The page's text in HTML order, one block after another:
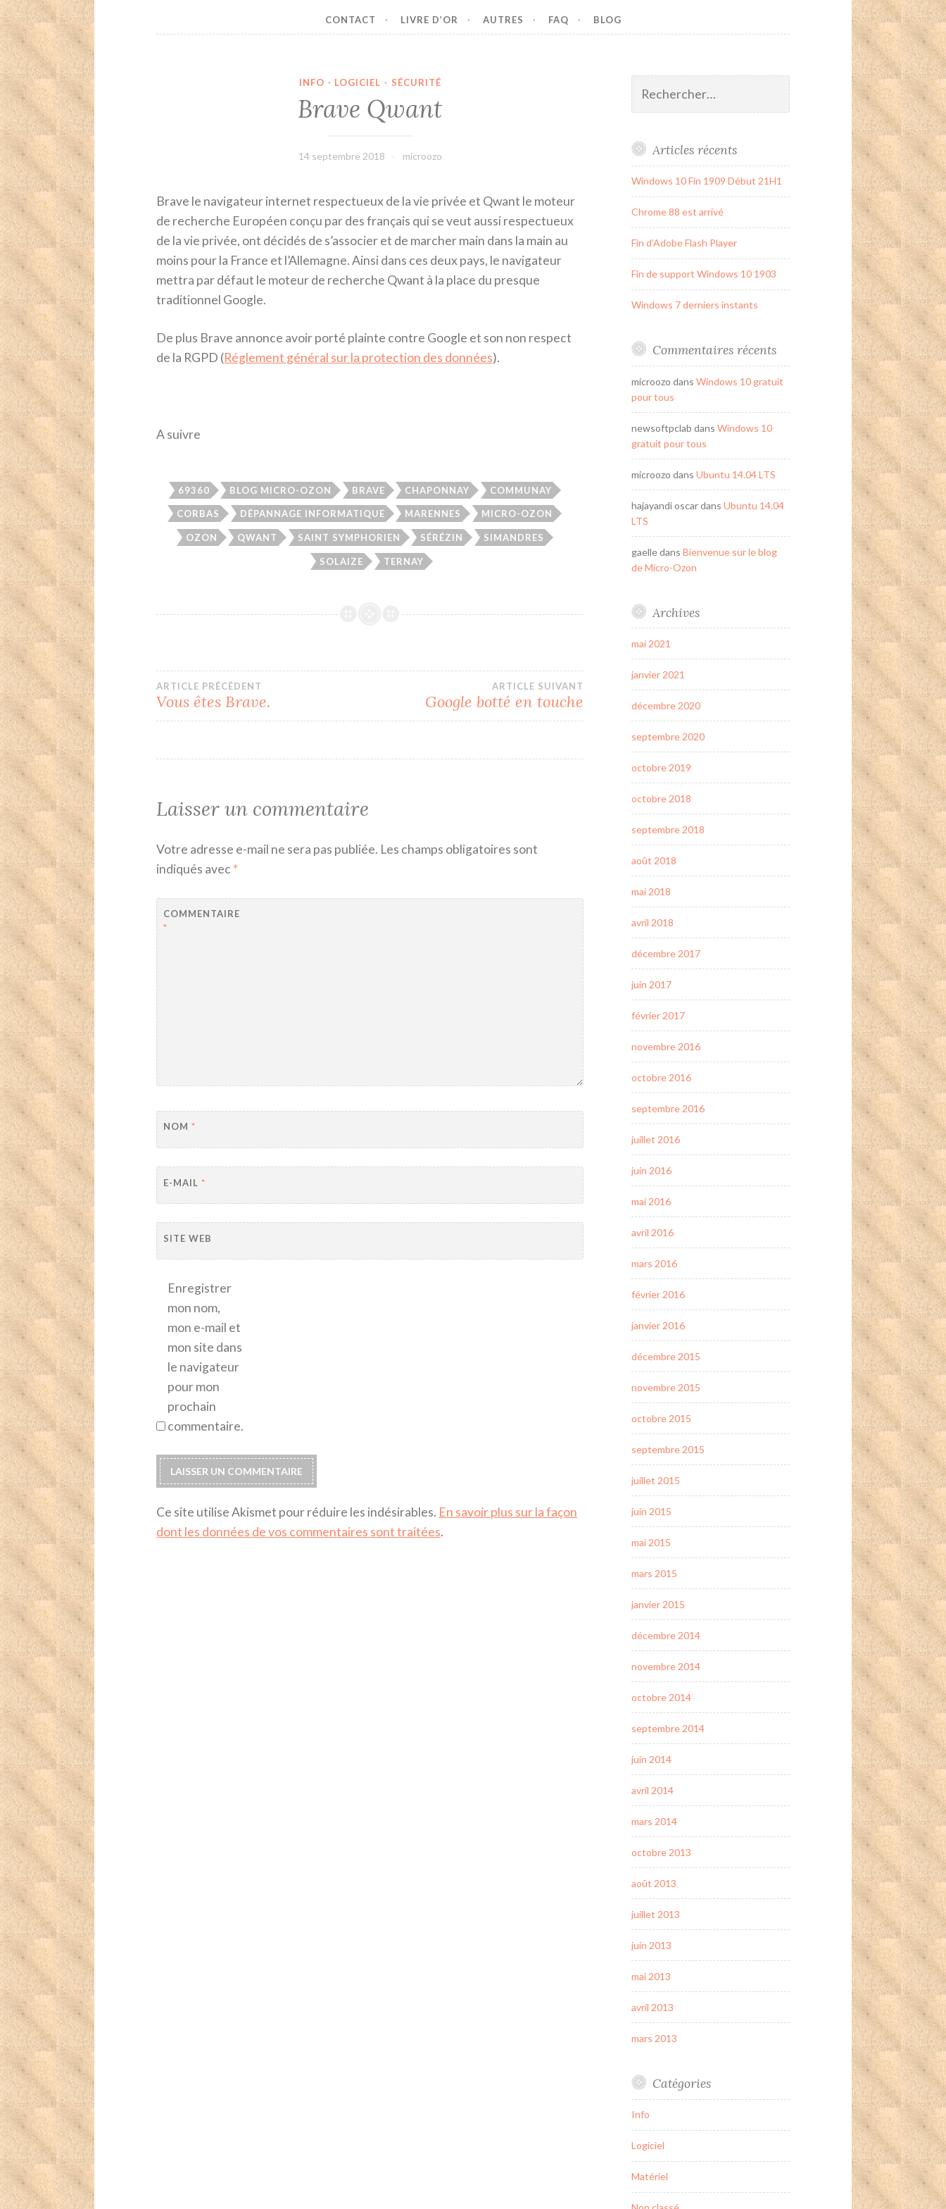
CONTACT LIVRE D’OR AUTRES FAQ BLOG
INFO · LOGICIEL · SÉCURITÉ
Brave Qwant
14 septembre 2018 microozo
Brave le navigateur internet respectueux de la vie privée et Qwant le moteur
de recherche Européen conçu par des français qui se veut aussi respectueux
de la vie privée, ont décidés de s’associer et de marcher main dans la main au
moins pour la France et l’Allemagne. Ainsi dans ces deux pays, le navigateur
mettra par défaut le moteur de recherche Qwant à la place du presque
traditionnel Google.
De plus Brave annonce avoir porté plainte contre Google et son non respect
de la RGPD (Réglement général sur la protection des données).
A suivre
69360 BLOG MICRO-OZON BRAVE CHAPONNAY COMMUNAY
CORBAS DÉPANNAGE INFORMATIQUE MARENNES MICRO-OZON
OZON QWANT SAINT SYMPHORIEN SÉRÉZIN SIMANDRES
SOLAIZE TERNAY
Navigation
de
l’article
ARTICLE PRÉCÉDENT
Vous êtes Brave.
ARTICLE SUIVANT
Google botté en touche
Laisser un commentaire
Votre adresse e-mail ne sera pas publiée. Les champs obligatoires sont
indiqués avec *
COMMENTAIRE
*
NOM*
E-MAIL*
SITE WEB
Enregistrer
mon nom,
mon e-mail et
mon site dans
le navigateur
pour mon
prochain
commentaire.
Ce site utilise Akismet pour réduire les indésirables. En savoir plus sur la façon
dont les données de vos commentaires sont traitées.
Articles récents
Windows 10 Fin 1909 Début 21H1
Chrome 88 est arrivé
Fin d’Adobe Flash Player
Fin de support Windows 10 1903
Windows 7 derniers instants
Commentaires récents
microozo dans Windows 10 gratuit
pour tous
newsoftpclab dans Windows 10
gratuit pour tous
microozo dans Ubuntu 14.04 LTS
hajayandi oscardans Ubuntu 14.04
LTS
gaelledans Bienvenue sur le blog
de Micro-Ozon
Archives
mai 2021
janvier 2021
décembre 2020
septembre 2020
octobre 2019
octobre 2018
septembre 2018
août 2018
mai 2018
avril 2018
décembre 2017
juin 2017
février 2017
novembre 2016
octobre 2016
septembre 2016
juillet 2016
juin 2016
mai 2016
avril 2016
mars 2016
février 2016
janvier 2016
décembre 2015
novembre 2015
octobre 2015
septembre 2015
juillet 2015
juin 2015
mai 2015
mars 2015
janvier 2015
décembre 2014
novembre 2014
octobre 2014
septembre 2014
juin 2014
avril 2014
mars 2014
octobre 2013
août 2013
juillet 2013
juin 2013
mai 2013
avril 2013
mars 2013
Catégories
Info
Logiciel
Matériel